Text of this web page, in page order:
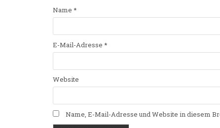
Name *
E-Mail-Adresse *
Website
Name, E-Mail-Adresse und Website in diesem